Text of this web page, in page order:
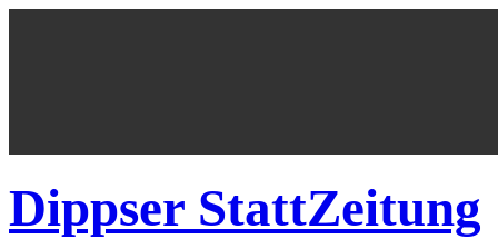
Dippser StattZeitung